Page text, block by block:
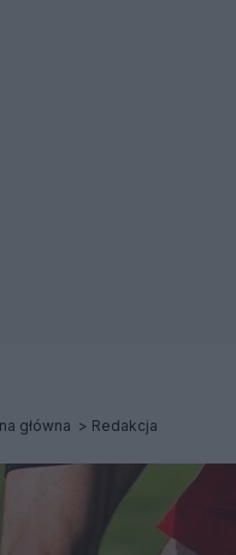
główna Redakcja